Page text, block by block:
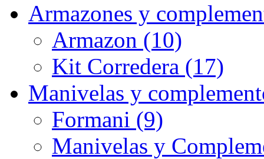
Armazones y
Armazon (10)
Kit Corredera (17)
Manivelas y
Formani (9)
Manivelas y